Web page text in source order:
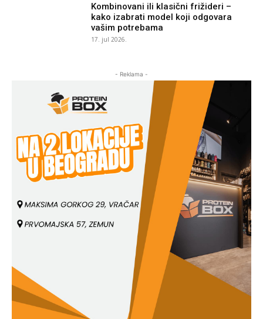
Kombinovani ili klasični frižideri –
kako izabrati model koji odgovara
vašim potrebama
17. jul 2026.
- Reklama -